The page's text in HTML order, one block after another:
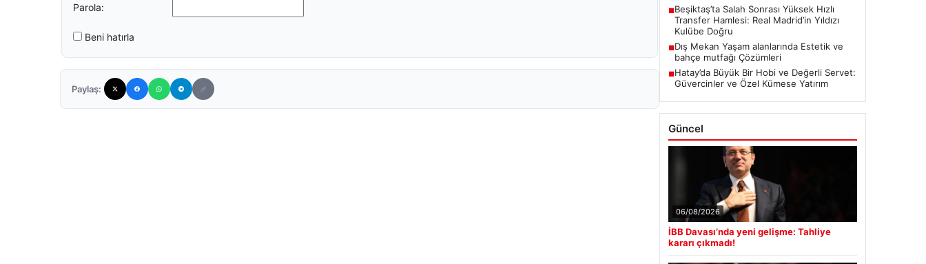
Parola:
Beni hatırla
Paylaş:
■Beşiktaş’ta Salah Sonrası Yüksek Hızlı
Transfer Hamlesi: Real Madrid’in Yıldızı
Kulübe Doğru
■Dış Mekan Yaşam alanlarında Estetik ve
bahçe mutfağı Çözümleri
■Hatay’da Büyük Bir Hobi ve Değerli Servet:
Güvercinler ve Özel Kümese Yatırım
Güncel
06/08/2026
İBB Davası’nda yeni gelişme: Tahliye
kararı çıkmadı!